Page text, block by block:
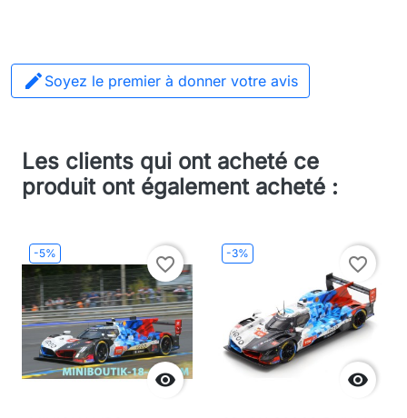
 Soyez le premier à donner votre avis
Les clients qui ont acheté ce
produit ont également acheté :
-5%

favorite_border
-3%

favorite_border